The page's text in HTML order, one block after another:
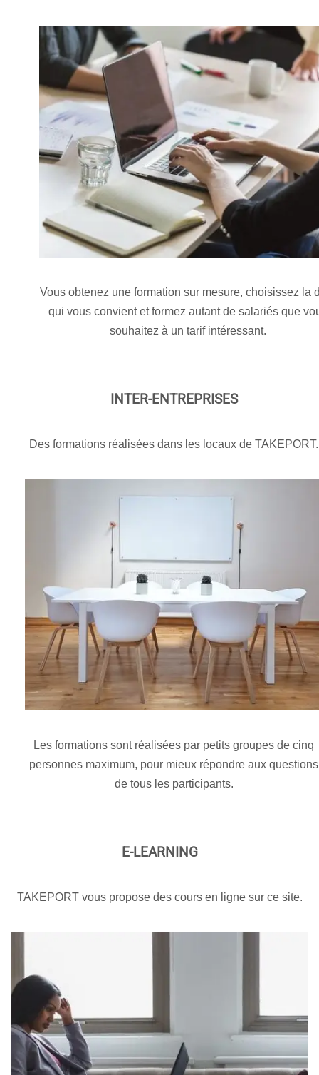
Vous obtenez une formation sur mesure, choisissez la
qui vous convient et formez autant de salariés que
souhaitez à un tarif intéressant.
INTER-ENTREPRISES
Des formations réalisées dans les locaux de TAKEPORT.
Les formations sont réalisées par petits groupes de cinq
personnes maximum, pour mieux répondre aux questions
de tous les participants.
E-LEARNING
TAKEPORT vous propose des cours en ligne sur ce site.